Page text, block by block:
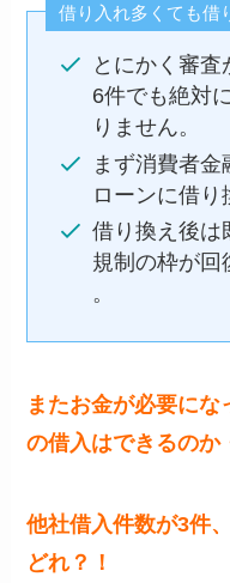
借り入れ多くても借
とにかく審査
6件でも絶対
りません。
まず消費者
ローンに借り
借り換え後は
規制の枠が回
。
またお金が必要に
の借入はできるのか
他社借入件数が3件
どれ？！